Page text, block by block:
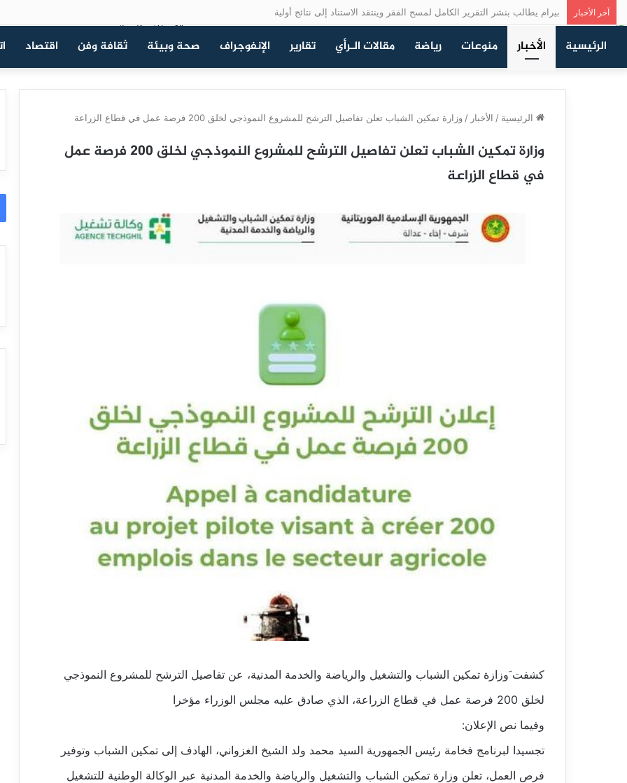
آخر الأخبار بيرام يطالب بنشر التقرير الكامل لمسح الفقر وينتقد الاستناد إلى نتائج أولية
الرئيسية الأخبار منوعات رياضة مقالات الـرأي تقارير الإنفوجراف صحة وبيئة ثقافة وفن اقتصاد
الرئيسية / الأخبار / وزارة تمكين الشباب تعلن تفاصيل الترشح للمشروع النموذجي لخلق 200 فرصة عمل في قطاع الزراعة
وزارة تمكين الشباب تعلن تفاصيل الترشح للمشروع النموذجي لخلق 200 فرصة عمل
في قطاع الزراعة
كشفت َوزازة تمكين الشباب والتشغيل والرياضة والخدمة المدنية، عن تفاصيل الترشح للمشروع النموذجي
لخلق 200 فرصة عمل في قطاع الزراعة، الذي صادق عليه مجلس الوزراء مؤخرا
وفيما نص الإعلان:
تجسيدا لبرنامج فخامة رئيس الجمهورية السيد محمد ولد الشيخ الغزواني، الهادف إلى تمكين الشباب وتوفير
فرص العمل، تعلن وزارة تمكين الشباب والتشغيل والرياضة والخدمة المدنية عبر الوكالة الوطنية للتشغيل